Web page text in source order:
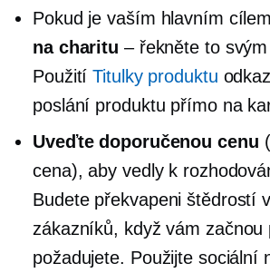
Pokud je vaším hlavním
na charitu – řekněte to
PoužitíTitulky produktu
poslání produktu přímo na
Uveďte doporučenou cenu
cena), aby vedly k
Budete překvapeni štědrostí
zákazníků, když vám začnou
požadujete. Použijte sociální